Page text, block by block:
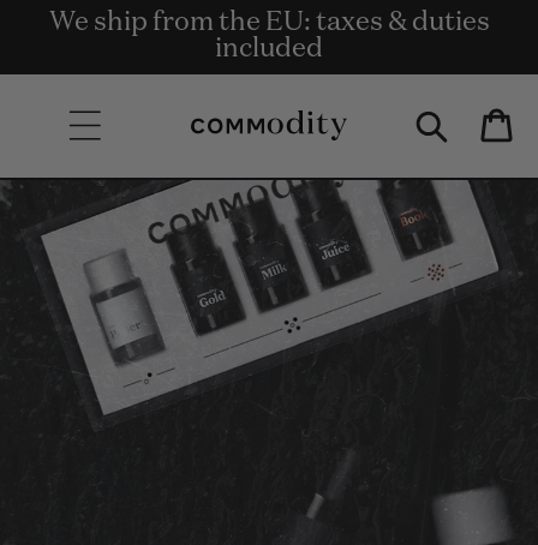
Skip to content
Entrega gratuita a partir de 135 euros.
We ship from the EU: taxes & duties
included
Get rewards for shopping with
Commodity.Circle
Bag